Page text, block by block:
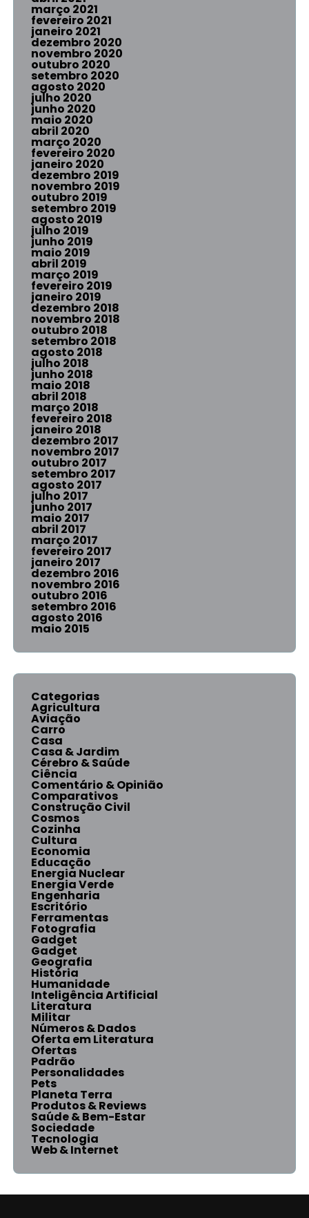
março 2021
fevereiro 2021
janeiro 2021
dezembro 2020
novembro 2020
outubro 2020
setembro 2020
agosto 2020
julho 2020
junho 2020
maio 2020
abril 2020
março 2020
fevereiro 2020
janeiro 2020
dezembro 2019
novembro 2019
outubro 2019
setembro 2019
agosto 2019
julho 2019
junho 2019
maio 2019
abril 2019
março 2019
fevereiro 2019
janeiro 2019
dezembro 2018
novembro 2018
outubro 2018
setembro 2018
agosto 2018
julho 2018
junho 2018
maio 2018
abril 2018
março 2018
fevereiro 2018
janeiro 2018
dezembro 2017
novembro 2017
outubro 2017
setembro 2017
agosto 2017
julho 2017
junho 2017
maio 2017
abril 2017
março 2017
fevereiro 2017
janeiro 2017
dezembro 2016
novembro 2016
outubro 2016
setembro 2016
agosto 2016
maio 2015
Categorias
Agricultura
Aviação
Carro
Casa
Casa & Jardim
Cérebro & Saúde
Ciência
Comentário & Opinião
Comparativos
Construção Civil
Cosmos
Cozinha
Cultura
Economia
Educação
Energia Nuclear
Energia Verde
Engenharia
Escritório
Ferramentas
Fotografia
Gadget
Gadget
Geografia
História
Humanidade
Inteligência Artificial
Literatura
Militar
Números & Dados
Oferta em Literatura
Ofertas
Padrão
Personalidades
Pets
Planeta Terra
Produtos & Reviews
Saúde & Bem-Estar
Sociedade
Tecnologia
Web & Internet